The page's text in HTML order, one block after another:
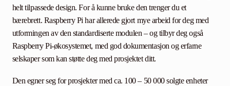
helt tilpassede design. For å kunne bruke den trenger du et
bærebrett. Raspberry Pi har allerede gjort mye arbeid for deg med
utformingen av den standardiserte modulen – og tilbyr deg også
Raspberry Pi-økosystemet, med god dokumentasjon og erfarne
selskaper som kan støtte deg med prosjektet ditt.
Den egner seg for prosjekter med ca. 100 – 50 000 solgte enheter